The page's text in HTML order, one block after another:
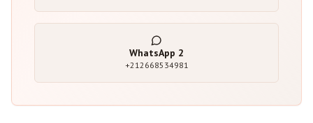
WhatsApp 2
+212668534981